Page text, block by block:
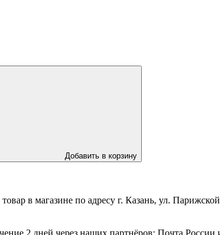
Добавить в корзину
в магазине по адресу г. Казань, ул.
2 дней через наших партнёров: Почта